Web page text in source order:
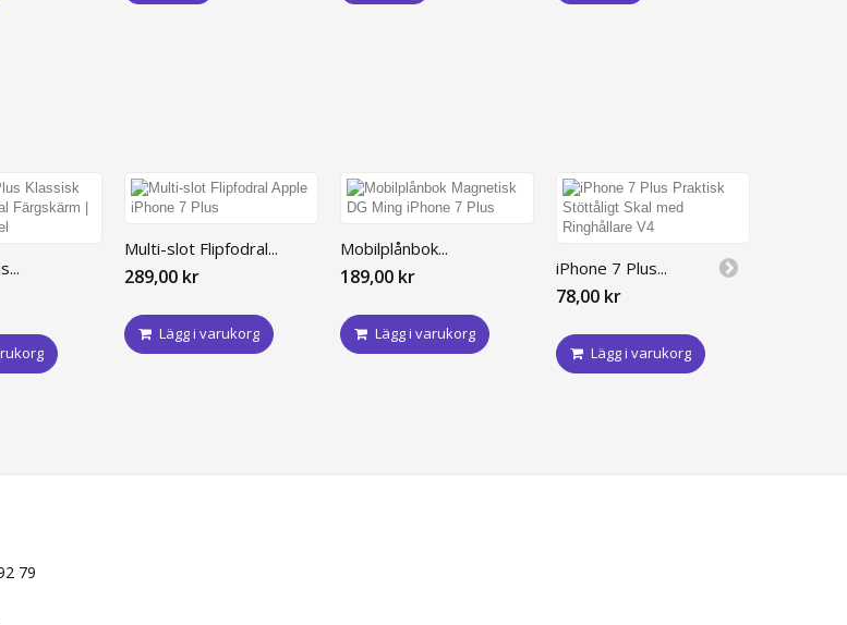
Multi-slot Flipfodral...
289,00 kr
Lägg i varukorg
Mobilplånbok...
189,00 kr
Lägg i varukorg
iPhone 7 Plus...
78,00 kr
Lägg i varukorg
79